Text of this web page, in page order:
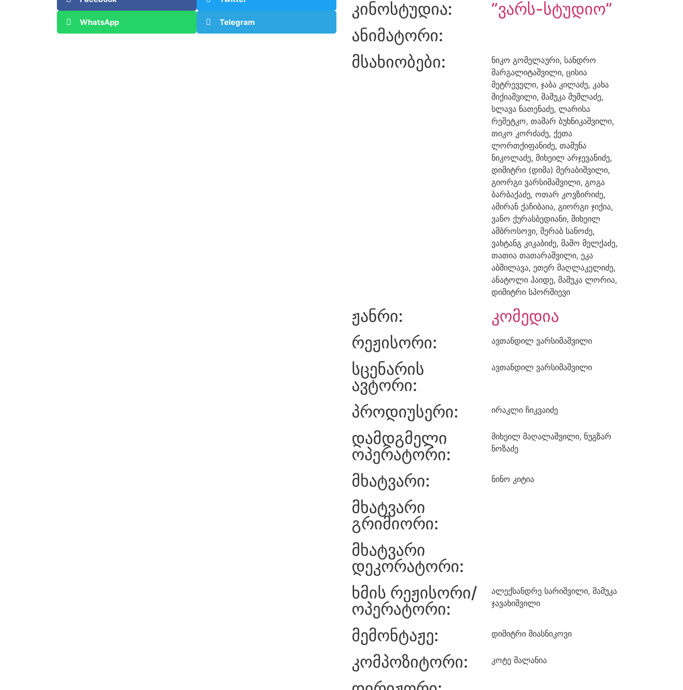
WhatsApp Telegram
კინოსტუდია:
”ვარს-სტუდიო”
ანიმატორი:
მსახიობები:
ნიკო გომელაური, სანდრო
მარგალიტაშვილი, ცისია
მეტრეველი, ჯაბა კილაძე, კახა
მიქიაშვილი, მამუკა მუმლაძე,
სლავა ნათენაძე, ლარისა
რეშეტკო, თამარ ბუხნიკაშვილი,
თიკო კორძაძე, ქეთა
ლორთქიფანიძე, თამუნა
ნიკოლაძე, მიხეილ არჯევანიძე,
დიმიტრი (დიმა) მერაბიშვილი,
გიორგი ვარსიმაშვილი, გოგა
ბარბაქაძე, ოთარ კოვზირიძე,
ამირან ქაჩიბაია, გიორგი ჯიქია,
ვანო ქურასბედიანი, მიხეილ
ამბროსოვი, მერაბ სანოძე,
ვახტანგ კიკაბიძე, მაშო მელქაძე,
თათია თათარაშვილი, ეკა
აბშილავა, ეთერ მაღლაკელიძე,
ანატოლი ჰაიდე, მამუკა ლორია,
დიმიტრი სპორშიევი
ჟანრი:
კომედია
რეჟისორი:
ავთანდილ ვარსიმაშვილი
სცენარის
ავტორი:
ავთანდილ ვარსიმაშვილი
პროდიუსერი: ირაკლი ჩიკვაიძე
დამდგმელი
ოპერატორი:
მიხეილ მაღალაშვილი, ნუგზარ
ნოზაძე
მხატვარი: ნინო კიტია
მხატვარი
გრიმიორი:
მხატვარი
დეკორატორი:
ხმის რეჟისორი/
ოპერატორი:
ალექსანდრე სარიშვილი, მამუკა
ჯავახიშვილი
მემონტაჟე: დიმიტრი მიასნიკოვი
კომპოზიტორი: კოტე მალანია